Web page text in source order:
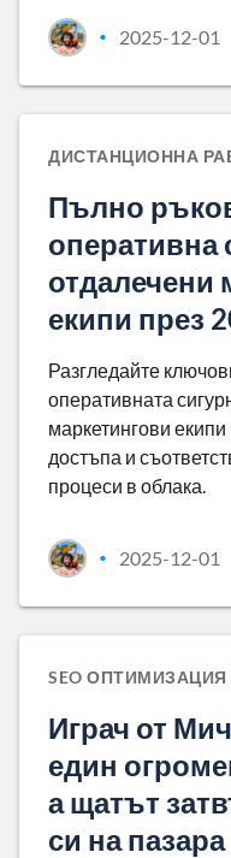
• 2025-12-01
ДИСТАНЦИОННА
Пълно
оперативна
отдалечени
екипи през
Разгледайте
оперативната
маркетингови екипи
достъпа и
процеси в облака.
• 2025-12-01
SEO ОПТИМИЗАЦИЯ
Играч от
един
а щатът
си на